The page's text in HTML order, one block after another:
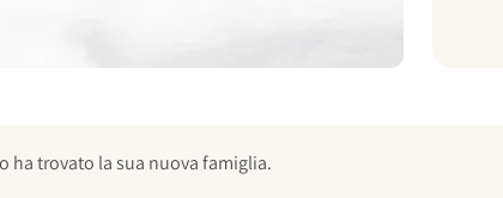
ha trovato la sua nuova famiglia.